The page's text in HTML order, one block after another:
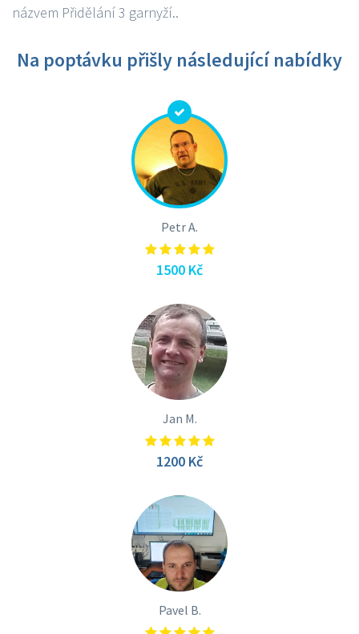
názvem Přidělání 3 garnyží..
Na poptávku přišly následující nabídky
Petr A.
1500 Kč
Jan M.
1200 Kč
Pavel B.